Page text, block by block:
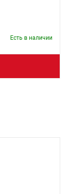
Есть в наличии